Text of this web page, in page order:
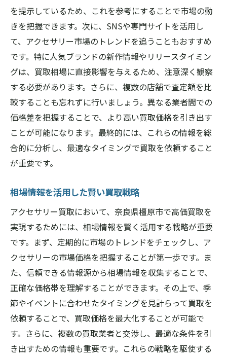
を提示しているため、これを参考にすることで市場の動
きを把握できます。次に、SNSや専門サイトを活用し
て、アクセサリー市場のトレンドを追うこともおすすめ
です。特に人気ブランドの新作情報やリリースタイミン
グは、買取相場に直接影響を与えるため、注意深く観察
する必要があります。さらに、複数の店舗で査定額を比
較することも忘れずに行いましょう。異なる業者間での
価格差を把握することで、より高い買取価格を引き出す
ことが可能になります。最終的には、これらの情報を総
合的に分析し、最適なタイミングで買取を依頼すること
が重要です。
相場情報を活用した賢い買取戦略
アクセサリー買取において、奈良県橿原市で高価買取を
実現するためには、相場情報を賢く活用する戦略が重要
です。まず、定期的に市場のトレンドをチェックし、ア
クセサリーの市場価格を把握することが第一歩です。ま
た、信頼できる情報源から相場情報を収集することで、
正確な価格帯を理解することができます。その上で、季
節やイベントに合わせたタイミングを見計らって買取を
依頼することで、買取価格を最大化することが可能で
す。さらに、複数の買取業者と交渉し、最適な条件を引
き出すための情報も重要です。これらの戦略を駆使する